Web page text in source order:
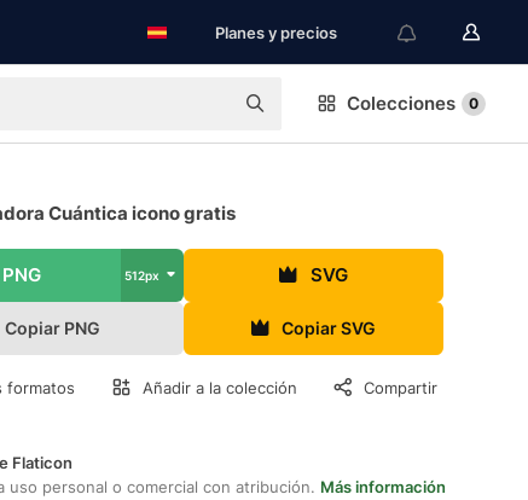
Planes y precios
Colecciones 0
Cuántica icono gratis
PNG 512px SVG
Copiar PNG Copiar SVG
formatos Añadir a la colección Compartir
Flaticon
uso personal o comercial con atribución. Más información